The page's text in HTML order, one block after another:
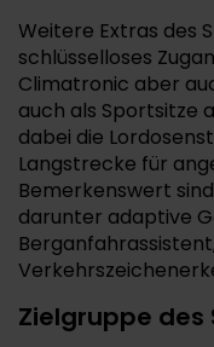
Weitere Extras des
schlüsselloses
Climatronic aber
auch als Sportsitze
dabei die
Langstrecke für
Bemerkenswert
darunter adaptive
Zielgruppe des